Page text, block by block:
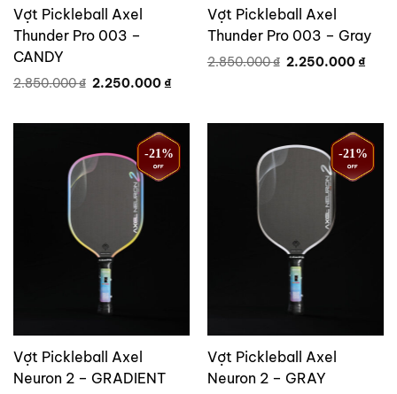
Vợt Pickleball Axel
Thunder Pro 003 –
CANDY
2.850.000₫ Giá
2.250.000₫Giá
2.250.000 ₫.
Vợt Pickleball Axel
Thunder Pro 003 – Gray
2.850.000₫ Giá
2.250.000₫Giá
-21%
Vợt Pickleball Axel
Neuron 2 – GRADIENT
-21%
Vợt Pickleball Axel
Neuron 2 – GRAY